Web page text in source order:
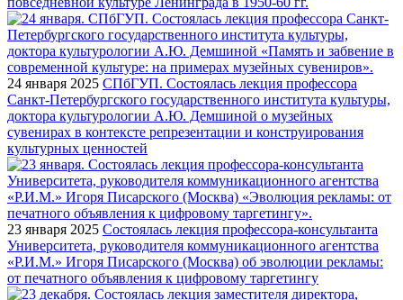
24 января 2025 СПбГУП. Состоялась лекция профессора
Санкт-Петербургского государственного института культуры,
доктора культурологии А.Ю. Демшиной о музейных
сувенирах в контексте репрезентации и конструирования
культурных ценностей
23 января 2025 Состоялась лекция профессора-консультанта
Университета, руководителя коммуникационного агентства
«Р.И.М.» Игоря Писарского (Москва) об эволюции рекламы:
от печатного объявления к цифровому таргетингу